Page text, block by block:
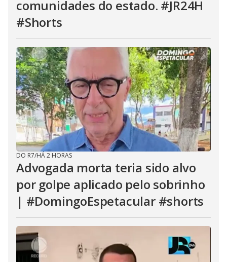
comunidades do estado. #JR24H
#Shorts
DO R7/HÁ 2 HORAS
Advogada morta teria sido alvo
por golpe aplicado pelo sobrinho
| #DomingoEspetacular #shorts